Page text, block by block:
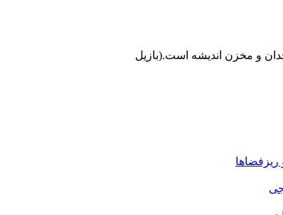
و مخزن انديشه است.(بازيل
ریزفضاها